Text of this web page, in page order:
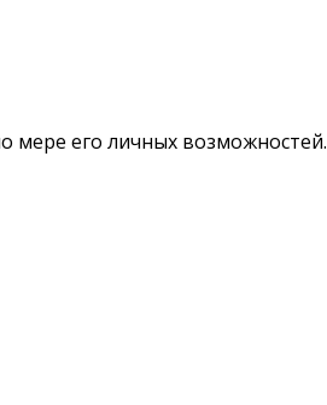
мере его личных возможностей.